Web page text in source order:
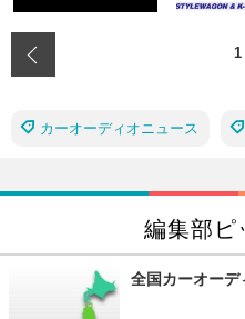
1
カーオーディオニュース
編集部ピ
全国カーオーデ